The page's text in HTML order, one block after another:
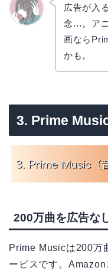
広告が入
念…。ア
画なら
かも。
3. Prime
200万曲を広告な
Prime Musicは200万
ービスです。